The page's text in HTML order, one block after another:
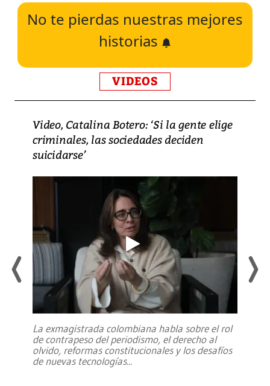
No te pierdas nuestras mejores
historias
VIDEOS
Video, Catalina Botero: ‘Si la gente elige
criminales, las sociedades deciden
suicidarse’
La exmagistrada colombiana habla sobre el rol
de contrapeso del periodismo, el derecho al
olvido, reformas constitucionales y los desafíos
de nuevas tecnologías...